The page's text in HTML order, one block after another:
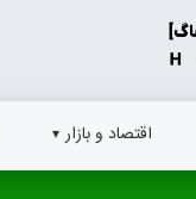
اقتصاد و بازار